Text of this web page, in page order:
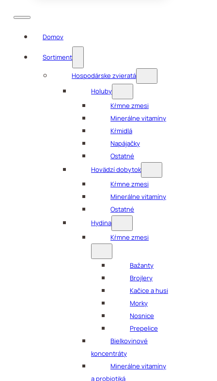
Domov
Sortiment
Hospodárske zvieratá
Holuby
Kŕmne zmesi
Minerálne vitamíny
Kŕmidlá
Napájačky
Ostatné
Hovädzí dobytok
Kŕmne zmesi
Minerálne vitamíny
Ostatné
Hydina
Kŕmne zmesi
Bažanty
Brojlery
Kačice a husi
Morky
Nosnice
Prepelice
Bielkovinové
koncentráty
Minerálne vitamíny
a probiotiká